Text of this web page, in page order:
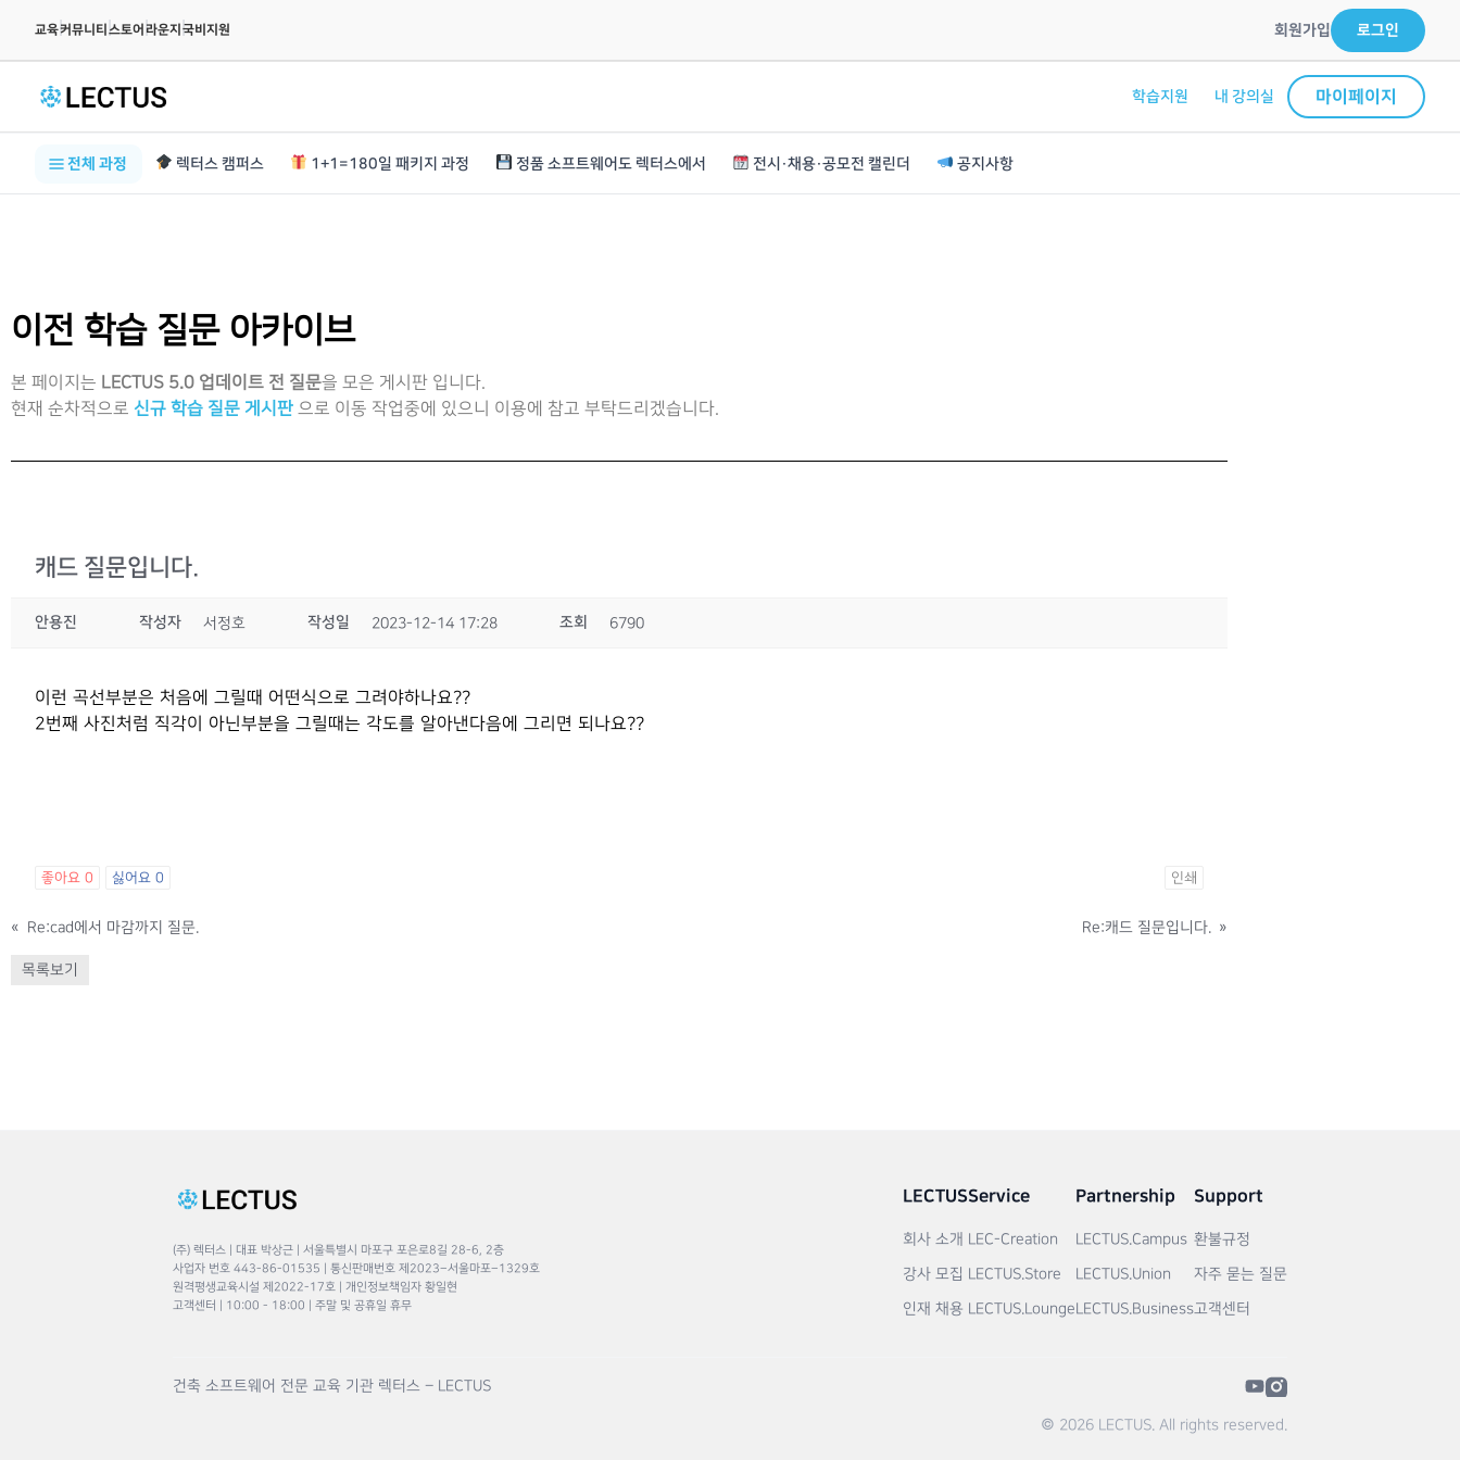
교육|커뮤니티 |스토어 |라운지 |국비지원 회원가입 로그인
학습지원 내 강의실 마이페이지
전체 과정 렉터스 캠퍼스 1+1=180일 패키지 과정 정품 소프트웨어도 렉터스에서 전시·채용·공모전 캘린더 공지사항
이전 학습 질문 아카이브
본 페이지는 LECTUS 5.0 업데이트 전 질문을 모은 게시판 입니다.
현재 순차적으로 신규 학습 질문 게시판 으로 이동 작업중에 있으니 이용에 참고 부탁드리겠습니다.
캐드 질문입니다.
안용진 작성자 서정호 작성일 2023-12-14 17:28 조회 6790
이런 곡선부분은 처음에 그릴때 어떤식으로 그려야하나요??
2번째 사진처럼 직각이 아닌부분을 그릴때는 각도를 알아낸다음에 그리면 되나요??
좋아요 0 싫어요 0 인쇄
« Re:cad에서 마감까지 질문. Re:캐드 질문입니다. »
목록보기
(주) 렉터스 | 대표 박상근 | 서울특별시 마포구 포은로8길 28-6, 2층
사업자 번호 443-86-01535 | 통신판매번호 제2023–서울마포–1329호
원격평생교육시설 제2022-17호 | 개인정보책임자 황일현
고객센터 | 10:00 - 18:00 | 주말 및 공휴일 휴무
LECTUS
회사 소개
강사 모집
인재 채용
Service
LEC-Creation
LECTUS.Store
LECTUS.Lounge
Partnership
LECTUS.Campus
LECTUS.Union
LECTUS.Business
Support
환불규정
자주 묻는 질문
고객센터
건축 소프트웨어 전문 교육 기관 렉터스 – LECTUS
© 2026 LECTUS. All rights reserved.